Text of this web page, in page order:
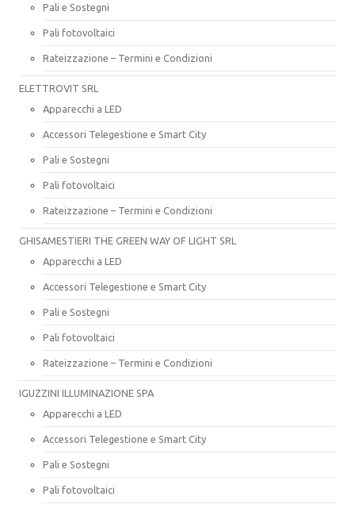
Pali e Sostegni
Pali fotovoltaici
Rateizzazione – Termini e Condizioni
ELETTROVIT SRL
Apparecchi a LED
Accessori Telegestione e Smart City
Pali e Sostegni
Pali fotovoltaici
Rateizzazione – Termini e Condizioni
GHISAMESTIERI THE GREEN WAY OF LIGHT SRL
Apparecchi a LED
Accessori Telegestione e Smart City
Pali e Sostegni
Pali fotovoltaici
Rateizzazione – Termini e Condizioni
IGUZZINI ILLUMINAZIONE SPA
Apparecchi a LED
Accessori Telegestione e Smart City
Pali e Sostegni
Pali fotovoltaici